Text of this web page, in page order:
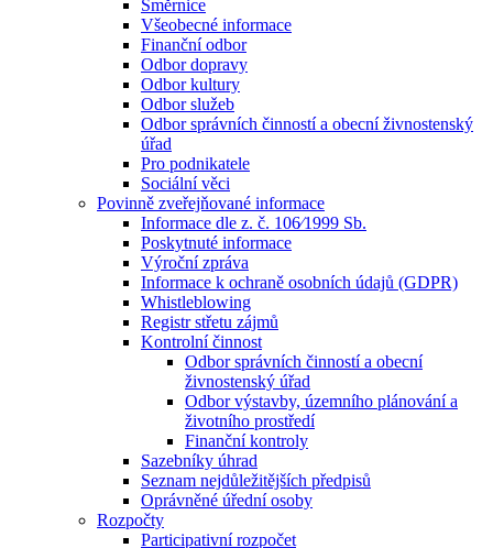
Směrnice
Všeobecné informace
Finanční odbor
Odbor dopravy
Odbor kultury
Odbor služeb
Odbor správních činností a obecní živnostenský
úřad
Pro podnikatele
Sociální věci
Povinně zveřejňované informace
Informace dle z. č. 106⁄1999 Sb.
Poskytnuté informace
Výroční zpráva
Informace k ochraně osobních údajů (GDPR)
Whistleblowing
Registr střetu zájmů
Kontrolní činnost
Odbor správních činností a obecní
živnostenský úřad
Odbor výstavby, územního plánování a
životního prostředí
Finanční kontroly
Sazebníky úhrad
Seznam nejdůležitějších předpisů
Oprávněné úřední osoby
Rozpočty
Participativní rozpočet